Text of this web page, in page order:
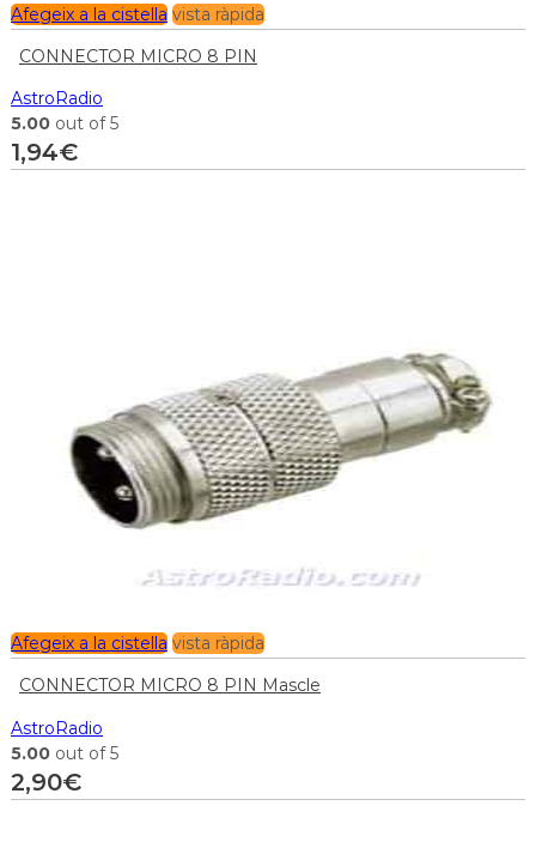
Afegeix a la cistella vista ràpida
CONNECTOR MICRO 8 PIN
AstroRadio
5.00 out of 5
1,94€
Afegeix a la cistella vista ràpida
CONNECTOR MICRO 8 PIN Mascle
AstroRadio
5.00 out of 5
2,90€